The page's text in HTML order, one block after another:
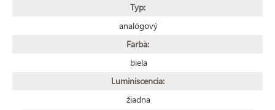
Typ:
analógový
Farba:
biela
Luminiscencia:
žiadna